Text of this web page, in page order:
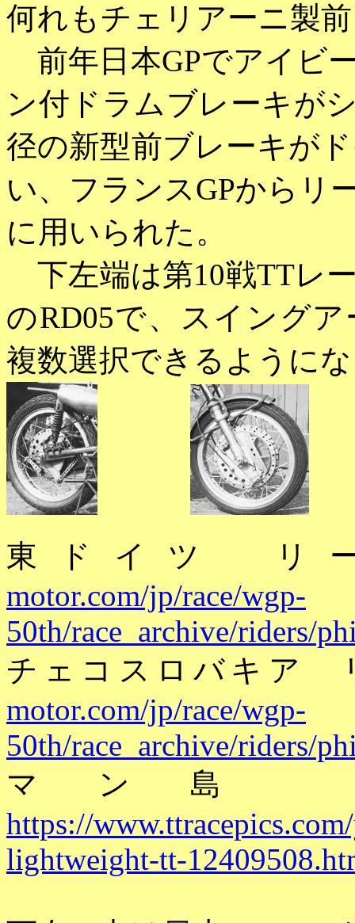
何れもチェリアーニ製
前年日本GPでアイビ
ン付ドラムブレーキが
径の新型前ブレーキが
い、フランスGPからリ
に用いられた。
下左端は第10戦TTレ
のRD05で、スイング
複数選択できるように
東ドイツ
motor.com/jp/race/wgp-
50th/race_archive/riders/
チェコスロバキ
motor.com/jp/race/wgp-
50th/race_archive/riders/
マン島
https://
lightweight-tt-